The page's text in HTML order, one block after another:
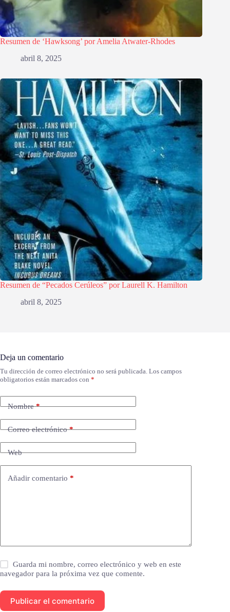
Resumen de ‘Hawksong’ por Amelia Atwater-Rhodes
abril 8, 2025
Resumen de “Pecados Cerúleos” por Laurell K. Hamilton
abril 8, 2025
Deja un comentario
Tu dirección de correo electrónico no será publicada. Los campos
obligatorios están marcados con *
Nombre*
Correo electrónico*
Web
Añadir comentario *
Guarda mi nombre, correo electrónico y web en este
navegador para la próxima vez que comente.
Publicar el comentario